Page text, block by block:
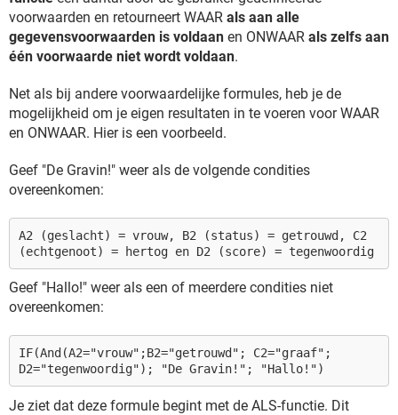
voorwaarden en retourneert WAAR als aan alle
gegevensvoorwaarden is voldaan en ONWAAR als zelfs aan
één voorwaarde niet wordt voldaan.
Net als bij andere voorwaardelijke formules, heb je de
mogelijkheid om je eigen resultaten in te voeren voor WAAR
en ONWAAR. Hier is een voorbeeld.
Geef "De Gravin!" weer als de volgende condities
overeenkomen:
A2 (geslacht) = vrouw, B2 (status) = getrouwd, C2
(echtgenoot) = hertog en D2 (score) = tegenwoordig
Geef "Hallo!" weer als een of meerdere condities niet
overeenkomen:
IF(And(A2="vrouw";B2="getrouwd"; C2="graaf";
D2="tegenwoordig"); "De Gravin!"; "Hallo!")
Je ziet dat deze formule begint met de ALS-functie. Dit